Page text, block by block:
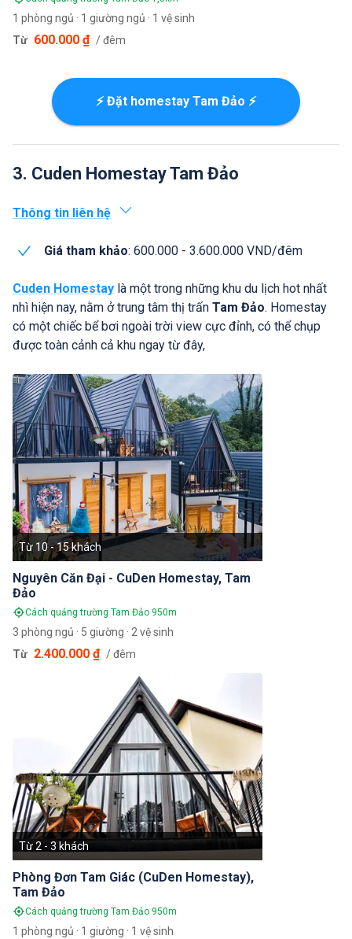
1 phòng ngủ · 1 giường ngủ · 1 vệ sinh
Từ 600.000 ₫ / đêm
⚡ Đặt homestay Tam Đảo ⚡
3. Cuden Homestay Tam Đảo
Thông tin liên hệ
Giá tham khảo: 600.000 - 3.600.000 VND/đêm
Cuden Homestay là một trong những khu du lịch hot nhất
nhì hiện nay, nằm ở trung tâm thị trấn Tam Đảo. Homestay
có một chiếc bể bơi ngoài trời view cực đỉnh, có thể chụp
được toàn cảnh cả khu ngay từ đây,
Nguyên Căn Đại - CuDen Homestay, Tam
Đảo
Cách quảng trường Tam Đảo 950m
Từ 10 - 15 khách
3 phòng ngủ · 5 giường · 2 vệ sinh
Từ 2.400.000 ₫ / đêm
Phòng Đơn Tam Giác (CuDen Homestay),
Tam Đảo
Cách quảng trường Tam Đảo 950m
Từ 2 - 3 khách
1 phòng ngủ · 1 giường · 1 vệ sinh